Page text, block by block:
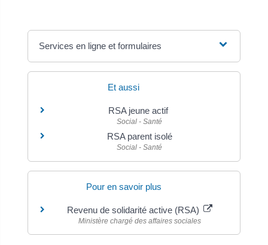
Services en ligne et formulaires
Et aussi
RSA jeune actif
Social - Santé
RSA parent isolé
Social - Santé
Pour en savoir plus
Revenu de solidarité active (RSA)
Ministère chargé des affaires sociales